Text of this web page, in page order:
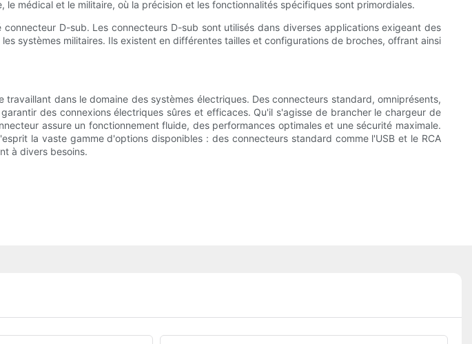
médical et le militaire, où la précision et les fonctionnalités spécifiques sont primordiales.
D-sub. Les connecteurs D-sub sont utilisés dans diverses applications exigeant des
systèmes militaires. Ils existent en différentes tailles et configurations de broches, offrant ainsi
dans le domaine des systèmes électriques. Des connecteurs standard, omniprésents,
des connexions électriques sûres et efficaces. Qu'il s'agisse de brancher le chargeur de
assure un fonctionnement fluide, des performances optimales et une sécurité maximale.
la vaste gamme d'options disponibles : des connecteurs standard comme l'USB et le RCA
à divers besoins.